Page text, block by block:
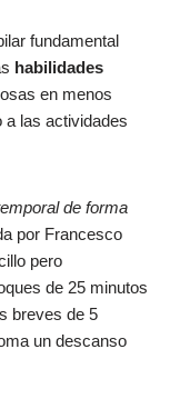
fundamental
habilidades
en menos
a las actividades
de forma
por Francesco
pero
de 25 minutos
breves de 5
un descanso